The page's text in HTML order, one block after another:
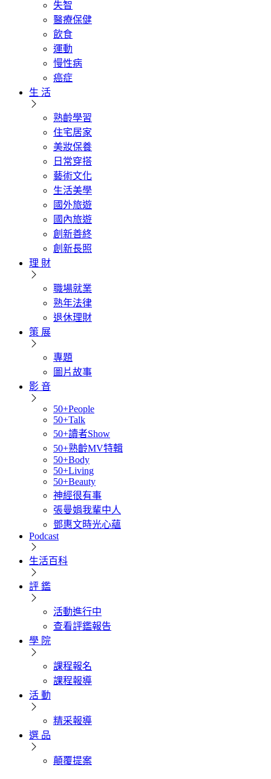
失智
醫療保健
飲食
運動
慢性病
癌症
生 活
熟齡學習
住宅居家
美妝保養
日常穿搭
藝術文化
生活美學
國外旅遊
國內旅遊
創新善終
創新長照
理 財
職場就業
熟年法律
退休理財
策 展
專題
圖片故事
影 音
50+People
50+Talk
50+讀者Show
50+熟齡MV特輯
50+Body
50+Living
50+Beauty
神經很有事
張曼娟我輩中人
鄧惠文時光心蘊
Podcast
生活百科
評 鑑
活動進行中
查看評鑑報告
學 院
課程報名
課程報導
活 動
精采報導
選 品
顛覆提案